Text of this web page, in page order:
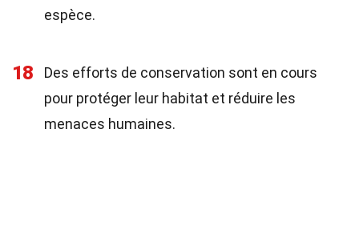
espèce.
18
Des efforts de conservation sont en cours
pour protéger leur habitat et réduire les
menaces humaines.